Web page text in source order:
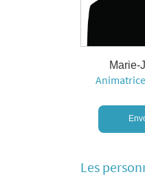
Marie-
Les